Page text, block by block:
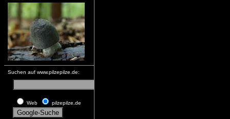
Suchen auf www.pilzepilze.de:
Web pilzepilze.de